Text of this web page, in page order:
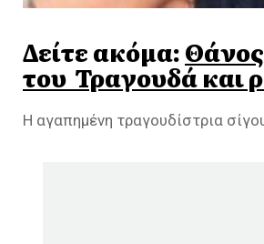
Δείτε ακόμα:
του Τραγουδά και
Η αγαπημένη τραγουδίστρια